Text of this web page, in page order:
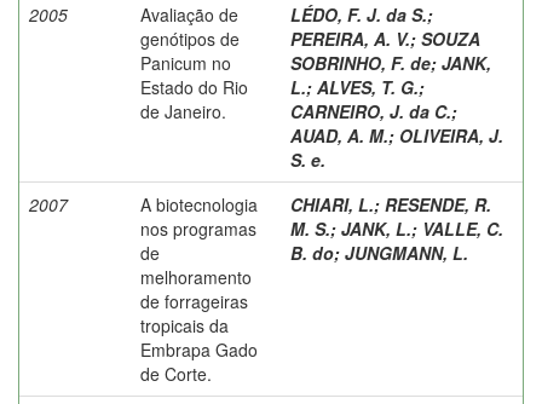
2005
Avaliação de
genótipos de
Panicum no
Estado do Rio
de Janeiro.
LÉDO, F. J. da S.;
PEREIRA, A. V.; SOUZA
SOBRINHO, F. de; JANK,
L.; ALVES, T. G.;
CARNEIRO, J. da C.;
AUAD, A. M.; OLIVEIRA, J.
S. e.
2007
A biotecnologia
nos programas
de
melhoramento
de forrageiras
tropicais da
Embrapa Gado
de Corte.
CHIARI, L.; RESENDE, R.
M. S.; JANK, L.; VALLE, C.
B. do; JUNGMANN, L.